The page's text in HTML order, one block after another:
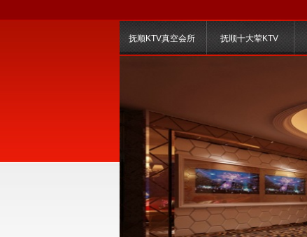
抚顺KTV真空会所 抚顺十大荤KTV